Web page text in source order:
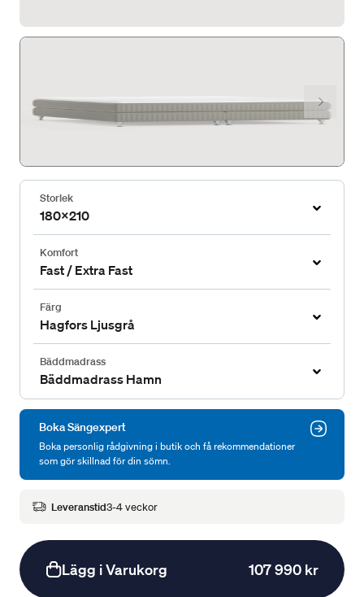
Storlek
180x210
Komfort
Fast / Extra Fast
Färg
Hagfors Ljusgrå
Bäddmadrass
Bäddmadrass Hamn
Boka Sängexpert
Boka personlig rådgivning i butik och få rekommendationer
som gör skillnad för din sömn.
Leveranstid3-4 veckor
Lägg i Varukorg 107 990 kr